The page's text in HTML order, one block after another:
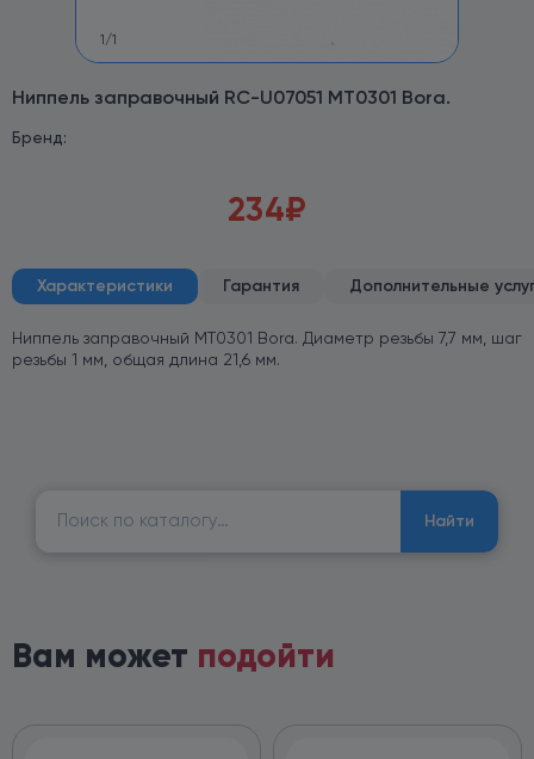
1 /1
Ниппель заправочный RC-U07051 MT0301 Bora.
Бренд:
234₽
Характеристики Гарантия Дополнительные
Ниппель заправочный MT0301 Bora. Диаметр резьбы 7,7 мм, шаг
резьбы 1 мм, общая длина 21,6 мм.
Найти
Вам может подойти